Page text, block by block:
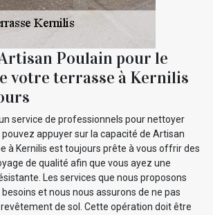
Poulain pour le
votre terrasse à Kernilis
service de professionnels pour nettoyer
appuyer sur la capacité de Artisan
à Kernilis est toujours prête à vous offrir des
de qualité afin que vous ayez une
Les services que nous proposons
et nous nous assurons de ne pas
de sol. Cette opération doit être